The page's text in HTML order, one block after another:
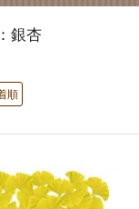
銀杏
順